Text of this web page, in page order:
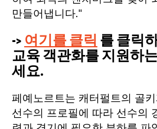
만들어냅니다."
-> 여기를 클릭 를 클릭
교육 객관화를 지원하
세요.
페예노르트는 캐터펄트의 골
선수의 프로필에 따라 선수의